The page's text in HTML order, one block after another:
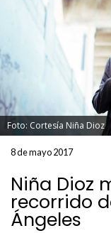
Foto: Cortesía Niña Dioz
8 de mayo 2017
Niña Dioz
recorrido
Ángeles